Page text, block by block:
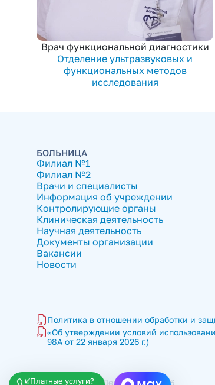
Врач функциональной диагностики
Отделение ультразвуковых и
функциональных методов
исследования
БОЛЬНИЦА
Филиал №1
Филиал №2
Врачи и специалисты
Информация об учреждении
Контролирующие органы
Клиническая деятельность
Научная деятельность
Документы организации
Вакансии
Новости
Политика в отношении обработки и
«Об утверждении условий
98А от 22 января 2026 г.)
ГКБ имени В.П. Демихова © 2026
Платные услуги?